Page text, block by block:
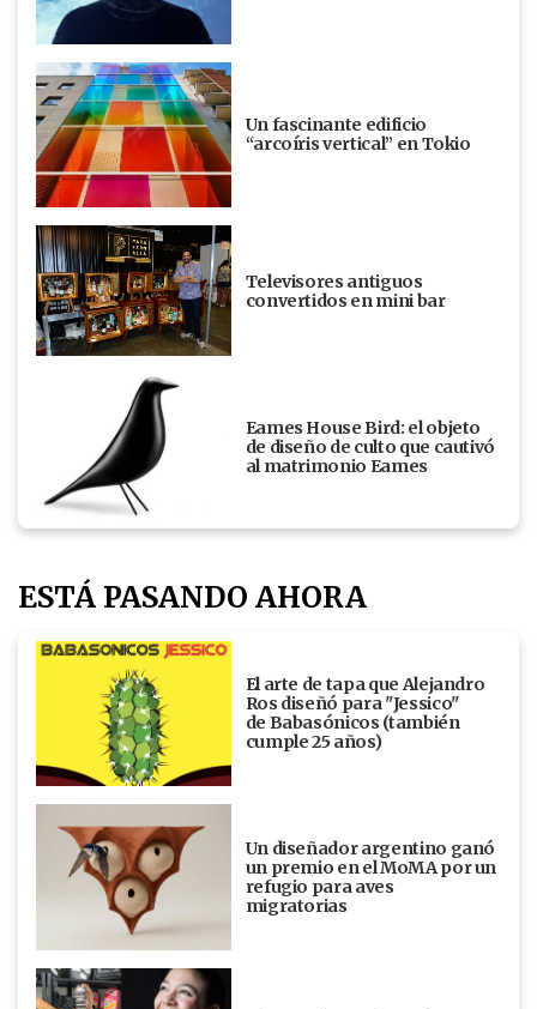
Un fascinante edificio
“arcoíris vertical” en Tokio
Televisores antiguos
convertidos en mini bar
Eames House Bird: el objeto
de diseño de culto que cautivó
al matrimonio Eames
ESTÁ PASANDO AHORA
El arte de tapa que Alejandro
Ros diseñó para "Jessico"
de Babasónicos (también
cumple 25 años)
Un diseñador argentino ganó
un premio en el MoMA por un
refugio para aves
migratorias